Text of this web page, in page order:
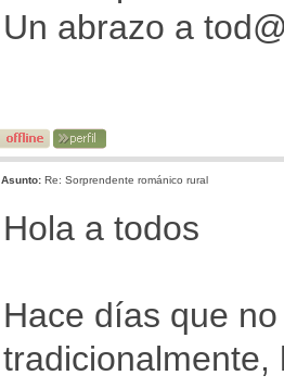
Un abrazo a
Asunto: Re: Sorprendente románico rural
Hola a todos
Hace días que
tradicionalmente,